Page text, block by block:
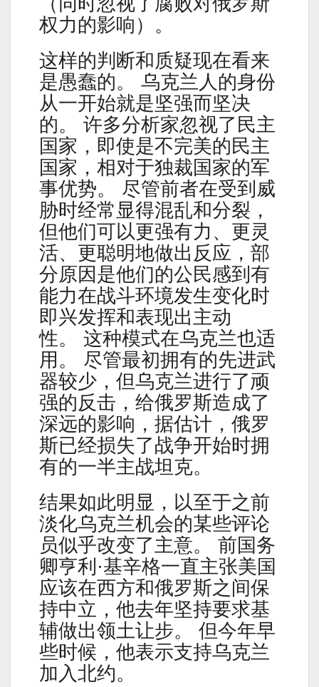
权力的影响）。
这样的判断和质疑现在看来
是愚蠢的。 乌克兰人的身份
从一开始就是坚强而坚决
的。 许多分析家忽视了民主
国家，即使是不完美的民主
国家，相对于独裁国家的军
事优势。 尽管前者在受到威
胁时经常显得混乱和分裂，
但他们可以更强有力、更灵
活、更聪明地做出反应，部
分原因是他们的公民感到有
能力在战斗环境发生变化时
即兴发挥和表现出主动
性。 这种模式在乌克兰也适
用。 尽管最初拥有的先进武
器较少，但乌克兰进行了顽
强的反击，给俄罗斯造成了
深远的影响，据估计，俄罗
斯已经损失了战争开始时拥
有的一半主战坦克。
结果如此明显，以至于之前
淡化乌克兰机会的某些评论
员似乎改变了主意。 前国务
卿亨利·基辛格一直主张美国
应该在西方和俄罗斯之间保
持中立，他去年坚持要求基
辅做出领土让步。 但今年早
些时候，他表示支持乌克兰
加入北约。